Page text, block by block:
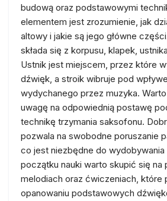
budową oraz podstawowymi
elementem jest zrozumienie, jak
altowy i jakie są jego główne
składa się z korpusu, klapek,
Ustnik jest miejscem, przez które
dźwięk, a stroik wibruje pod
wydychanego przez muzyka.
uwagę na odpowiednią postawę
technikę trzymania saksofonu.
pozwala na swobodne poruszanie
co jest niezbędne do wydobywania
początku nauki warto skupić się na
melodiach oraz ćwiczeniach, które
opanowaniu podstawowych